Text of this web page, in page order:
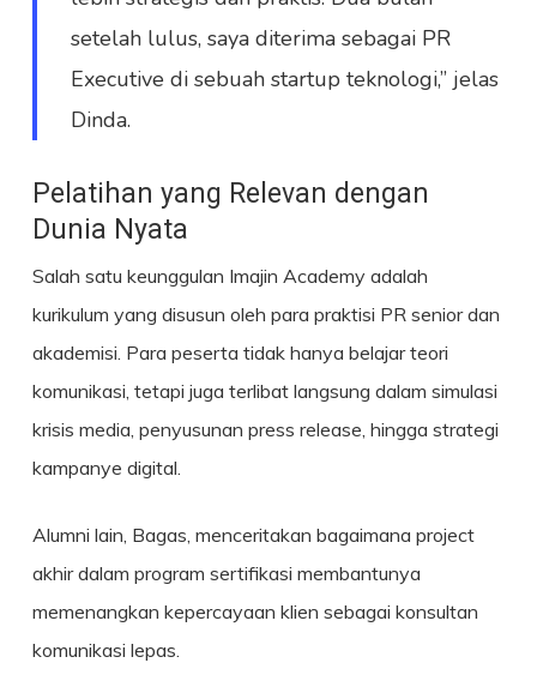
setelah lulus, saya diterima sebagai PR
Executive di sebuah startup teknologi,” jelas
Dinda.
Pelatihan yang Relevan dengan
Dunia Nyata
Salah satu keunggulan Imajin Academy adalah
kurikulum yang disusun oleh para praktisi PR senior dan
akademisi. Para peserta tidak hanya belajar teori
komunikasi, tetapi juga terlibat langsung dalam simulasi
krisis media, penyusunan press release, hingga strategi
kampanye digital.
Alumni lain, Bagas, menceritakan bagaimana project
akhir dalam program sertifikasi membantunya
memenangkan kepercayaan klien sebagai konsultan
komunikasi lepas.